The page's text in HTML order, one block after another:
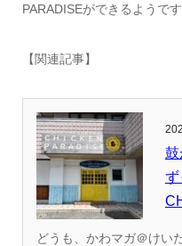
PARADISEができるようです
【関連記事】
鼓
ず
どうも、かわマガ＠けい